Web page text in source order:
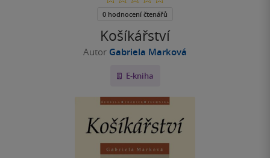
Košíkářství
Autor Gabriela Marková
E-kniha
5
0 hodnocení čtenářů